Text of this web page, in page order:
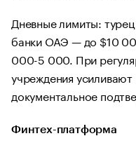
Дневные лимиты:
банки ОАЭ — до $10
000-5 000. При
учреждения
документальное
Финтех-платформа